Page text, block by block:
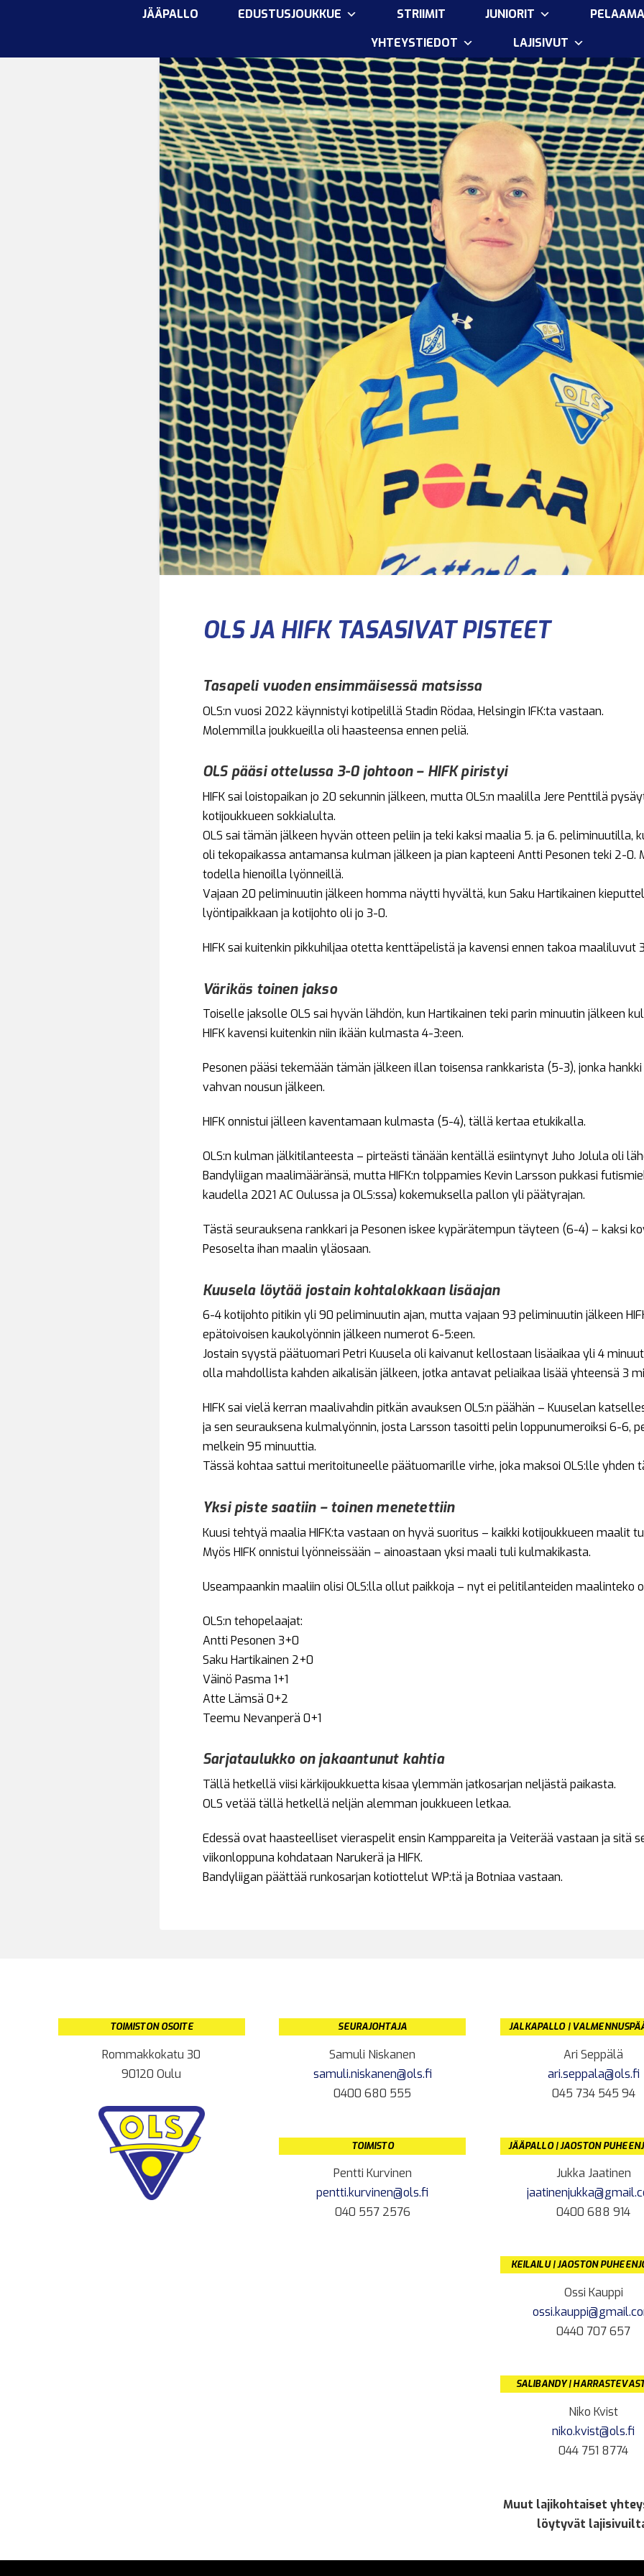
JÄÄPALLO EDUSTUSJOUKKUE STRIIMIT JUNIORIT
YHTEYSTIEDOT
LAJISIVUT
OLS JA HIFK TASASIVAT PISTEET
Tasapeli vuoden ensimmäisessä matsissa
OLS:n vuosi 2022 käynnistyi kotipelillä Stadin Rödaa, Helsingin IFK:ta vastaan.
Molemmilla joukkueilla oli haasteensa ennen peliä.
OLS pääsi ottelussa 3-0 johtoon – HIFK piristyi
HIFK sai loistopaikan jo 20 sekunnin jälkeen, mutta OLS:n maalilla Jere Penttilä
kotijoukkueen sokkialulta.
OLS sai tämän jälkeen hyvän otteen peliin ja teki kaksi maalia 5. ja 6. peliminuutilla,
oli tekopaikassa antamansa kulman jälkeen ja pian kapteeni Antti Pesonen teki 2-
todella hienoilla lyönneillä.
Vajaan 20 peliminuutin jälkeen homma näytti hyvältä, kun Saku Hartikainen
lyöntipaikkaan ja kotijohto oli jo 3-0.
HIFK sai kuitenkin pikkuhiljaa otetta kenttäpelistä ja kavensi ennen takoa maaliluvut
Värikäs toinen jakso
Toiselle jaksolle OLS sai hyvän lähdön, kun Hartikainen teki parin minuutin jälkeen
HIFK kavensi kuitenkin niin ikään kulmasta 4-3:een.
Pesonen pääsi tekemään tämän jälkeen illan toisensa rankkarista (5-3), jonka
vahvan nousun jälkeen.
HIFK onnistui jälleen kaventamaan kulmasta (5-4), tällä kertaa etukikalla.
OLS:n kulman jälkitilanteesta – pirteästi tänään kentällä esiintynyt Juho Jolula oli
Bandyliigan maalimääränsä, mutta HIFK:n tolppamies Kevin Larsson pukkasi
kaudella 2021 AC Oulussa ja OLS:ssa) kokemuksella pallon yli päätyrajan.
Tästä seurauksena rankkari ja Pesonen iskee kypärätempun täyteen (6-4) – kaksi
Pesoselta ihan maalin yläosaan.
Kuusela löytää jostain kohtalokkaan lisäajan
6-4 kotijohto pitikin yli 90 peliminuutin ajan, mutta vajaan 93 peliminuutin jälkeen
epätoivoisen kaukolyönnin jälkeen numerot 6-5:een.
Jostain syystä päätuomari Petri Kuusela oli kaivanut kellostaan lisäaikaa yli 4
olla mahdollista kahden aikalisän jälkeen, jotka antavat peliaikaa lisää yhteensä 3
HIFK sai vielä kerran maalivahdin pitkän avauksen OLS:n päähän – Kuuselan
ja sen seurauksena kulmalyönnin, josta Larsson tasoitti pelin loppunumeroiksi 6-6,
melkein 95 minuuttia.
Tässä kohtaa sattui meritoituneelle päätuomarille virhe, joka maksoi OLS:lle yhden
Yksi piste saatiin – toinen menetettiin
Kuusi tehtyä maalia HIFK:ta vastaan on hyvä suoritus – kaikki kotijoukkueen maalit
Myös HIFK onnistui lyönneissään – ainoastaan yksi maali tuli kulmakikasta.
Useampaankin maaliin olisi OLS:lla ollut paikkoja – nyt ei pelitilanteiden maalinteko
OLS:n tehopelaajat:
Antti Pesonen 3+0
Saku Hartikainen 2+0
Väinö Pasma 1+1
Atte Lämsä 0+2
Teemu Nevanperä 0+1
Sarjataulukko on jakaantunut kahtia
Tällä hetkellä viisi kärkijoukkuetta kisaa ylemmän jatkosarjan neljästä paikasta.
OLS vetää tällä hetkellä neljän alemman joukkueen letkaa.
Edessä ovat haasteelliset vieraspelit ensin Kamppareita ja Veiterää vastaan ja sitä
viikonloppuna kohdataan Narukerä ja HIFK.
Bandyliigan päättää runkosarjan kotiottelut WP:tä ja Botniaa vastaan.
TOIMISTON OSOITE
Rommakkokatu 30
90120 Oulu
SEURAJOHTAJA
Samuli Niskanen
samuli.niskanen@ols.fi
0400 680 555
TOIMISTO
Pentti Kurvinen
pentti.kurvinen@ols.fi
040 557 2576
JALKAPALLO |
Ari Seppälä
ari.seppala@ols.fi
045 734 545 94
JÄÄPALLO | JAOSTON
Jukka Jaatinen
0400 688 914
KEILAILU | JAOSTON
Ossi Kauppi
0440 707 657
SALIBANDY |
Niko Kvist
niko.kvist@ols.fi
044 751 8774
Muut lajikohtaiset
löytyvät